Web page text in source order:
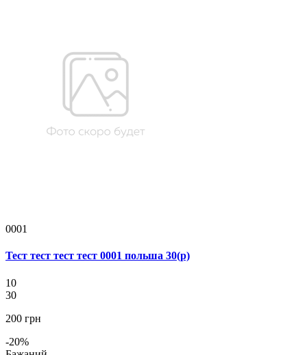
0001
Тест тест тест тест 0001 польша 30(р)
10
30
200 грн
-20%